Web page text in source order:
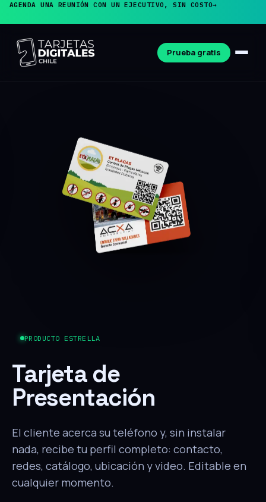
AGENDA UNA REUNIÓN CON UN EJECUTIVO, SIN COSTO→
Prueba gratis
PRODUCTO ESTRELLA
Tarjeta de
Presentación
El cliente acerca su teléfono y, sin instalar
nada, recibe tu perfil completo: contacto,
redes, catálogo, ubicación y video. Editable en
cualquier momento.